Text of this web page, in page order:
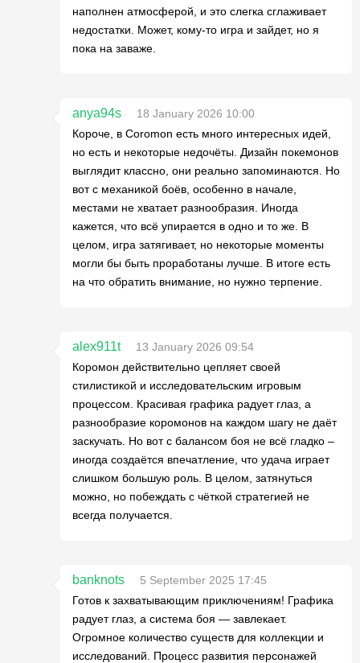
наполнен атмосферой, и это слегка сглаживает
недостатки. Может, кому-то игра и зайдет, но я
пока на заваже.
anya94s
18 January 2026 10:00
Короче, в Coromon есть много интересных идей,
но есть и некоторые недочёты. Дизайн покемонов
выглядит классно, они реально запоминаются. Но
вот с механикой боёв, особенно в начале,
местами не хватает разнообразия. Иногда
кажется, что всё упирается в одно и то же. В
целом, игра затягивает, но некоторые моменты
могли бы быть проработаны лучше. В итоге есть
на что обратить внимание, но нужно терпение.
alex911t
13 January 2026 09:54
Коромон действительно цепляет своей
стилистикой и исследовательским игровым
процессом. Красивая графика радует глаз, а
разнообразие коромонов на каждом шагу не даёт
заскучать. Но вот с балансом боя не всё гладко –
иногда создаётся впечатление, что удача играет
слишком большую роль. В целом, затянуться
можно, но побеждать с чёткой стратегией не
всегда получается.
banknots
5 September 2025 17:45
Готов к захватывающим приключениям! Графика
радует глаз, а система боя — завлекает.
Огромное количество существ для коллекции и
исследований. Процесс развития персонажей